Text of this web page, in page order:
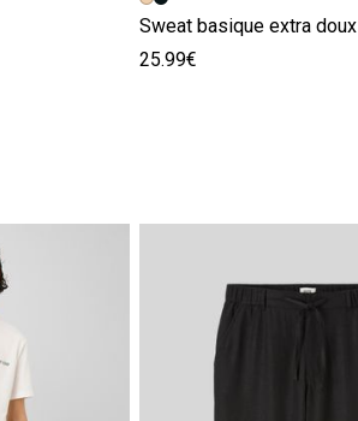
Sweat basique extra doux
25.99€